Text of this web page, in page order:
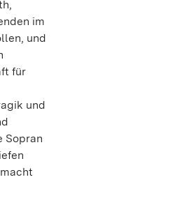
im
und
für
und
Sopran